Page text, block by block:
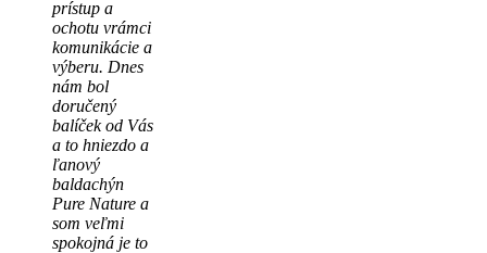
prístup a
ochotu vrámci
komunikácie a
výberu. Dnes
nám bol
doručený
balíček od Vás
a to hniezdo a
ľanový
baldachýn
Pure Nature a
som veľmi
spokojná je to